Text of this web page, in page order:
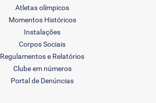
Atletas olímpicos
Momentos Históricos
Instalações
Corpos Sociais
Regulamentos e Relatórios
Clube em números
Portal de Denúncias